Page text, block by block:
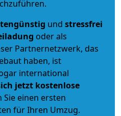
und stressfrei
oder als
Partnernetzwerk, das
haben, ist
international
jetzt kostenlose
einen ersten
für Ihren Umzug.